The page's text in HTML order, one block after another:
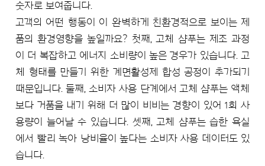
숫자로 보여줍니다.
고객의 어떤 행동이 이 완벽하게 친환경적으로 보이는 제
품의 환경영향을 높일까요? 첫째, 고체 샴푸는 제조 과정
이 더 복잡하고 에너지 소비량이 높은 경우가 있습니다. 고
체 형태를 만들기 위한 계면활성제 합성 공정이 추가되기
때문입니다. 둘째, 소비자 사용 단계에서 고체 샴푸는 액체
보다 거품을 내기 위해 더 많이 비비는 경향이 있어 1회 사
용량이 늘어날 수 있습니다. 셋째, 고체 샴푸는 습한 욕실
에서 빨리 녹아 낭비율이 높다는 소비자 사용 데이터도 있
습니다.